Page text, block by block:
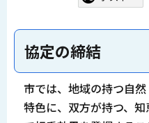
協定の締結
市では、地域の持つ自
特色に、双方が持つ、